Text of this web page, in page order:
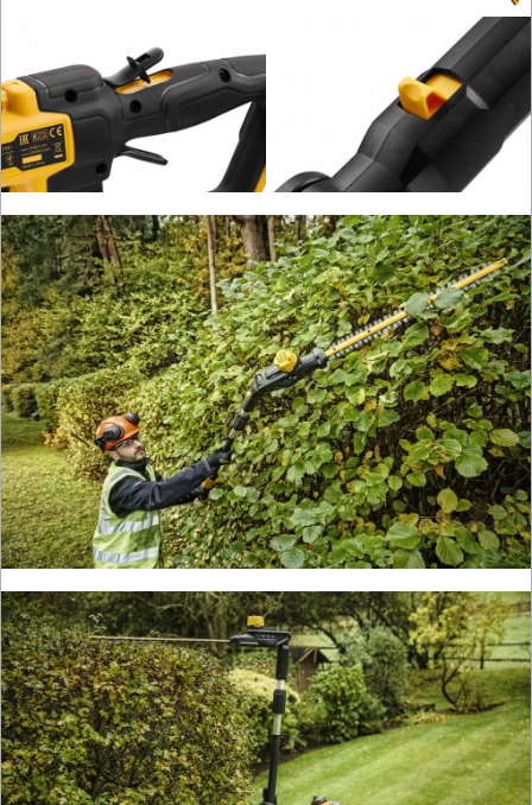
HYDRAULICZNE
NARZĘDZIA
INSTALACYJNE,
PALNIKI
PNEUMATYCZNE
AKCESORIA
KOMPRESORY
NARZĘDZIA
SPAWALNICTWO
URZĄDZENIA
ROZRUCHOWE
PROSTOWNIKI
I
OSPRZĘT
AGREGATY
PRĄDOWE
ODZIEŻ
ROBOCZA